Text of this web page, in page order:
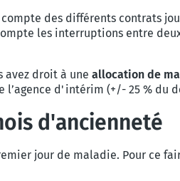
des différents contrats
les interruptions entre
avez droit à une allocation de
l’agence d'intérim (+/- 25 % du
d'ancienneté
jour de maladie. Pour ce